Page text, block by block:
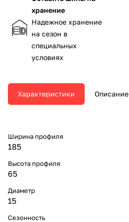
хранение
Надежное хранение
на сезон в
специальных
условиях
Характеристики Описание
Ширина профиля
185
Высота профиля
65
Диаметр
15
Сезонность